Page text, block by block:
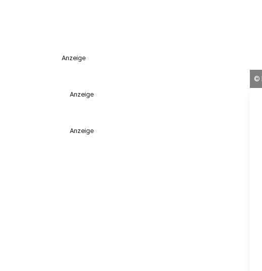
Anzeige
Anzeige
Anzeige
©